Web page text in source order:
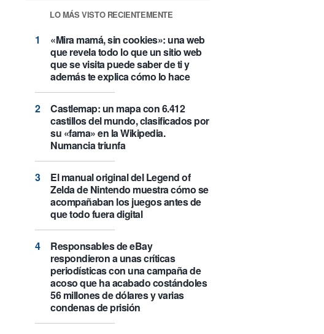
LO MÁS VISTO RECIENTEMENTE
«Mira mamá, sin cookies»: una web
que revela todo lo que un sitio web
que se visita puede saber de ti y
además te explica cómo lo hace
Castlemap: un mapa con 6.412
castillos del mundo, clasificados por
su «fama» en la Wikipedia.
Numancia triunfa
El manual original del Legend of
Zelda de Nintendo muestra cómo se
acompañaban los juegos antes de
que todo fuera digital
Responsables de eBay
respondieron a unas críticas
periodísticas con una campaña de
acoso que ha acabado costándoles
56 millones de dólares y varias
condenas de prisión